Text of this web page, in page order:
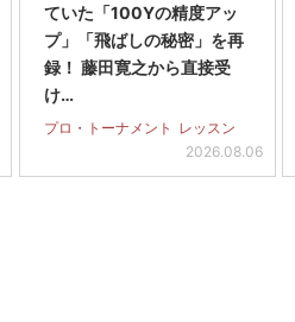
ていた「100Yの精度アッ
プ」「飛ばしの秘密」を再
録！ 藤田寛之から直接受
け…
プロ・トーナメント レッスン
2026.08.06